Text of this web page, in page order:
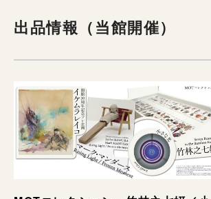
出品情報（当館開催）